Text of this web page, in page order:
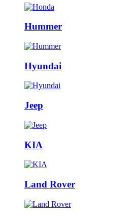
Hummer
Hyundai
Jeep
KIA
Land Rover